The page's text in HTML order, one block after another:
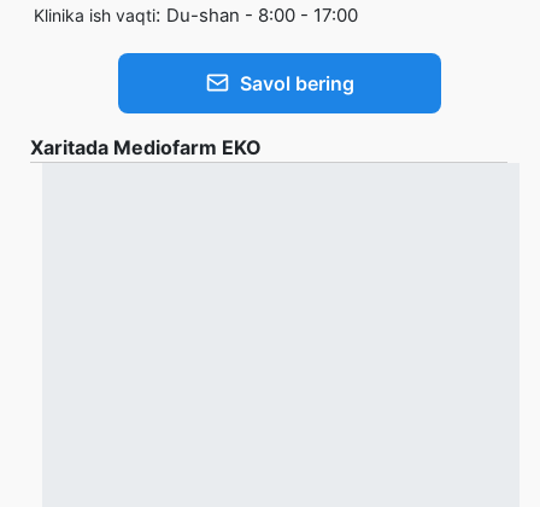
Klinika ish vaqti: Du-shan - 8:00 - 17:00
Savol bering
Xaritada Mediofarm EKO